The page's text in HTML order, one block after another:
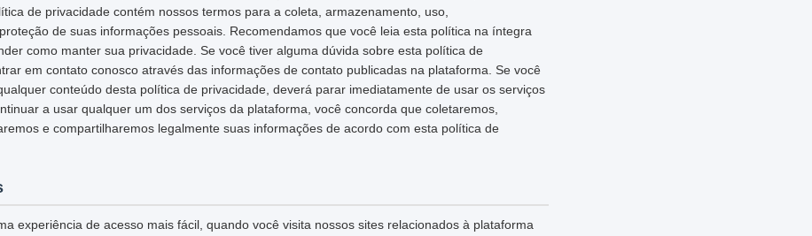
de privacidade contém nossos termos para a coleta, armazenamento, uso,
de suas informações pessoais. Recomendamos que você leia esta política na íntegra
como manter sua privacidade. Se você tiver alguma dúvida sobre esta política de
em contato conosco através das informações de contato publicadas na plataforma. Se você
conteúdo desta política de privacidade, deverá parar imediatamente de usar os serviços
a usar qualquer um dos serviços da plataforma, você concorda que coletaremos,
e compartilharemos legalmente suas informações de acordo com esta política de
experiência de acesso mais fácil, quando você visita nossos sites relacionados à plataforma